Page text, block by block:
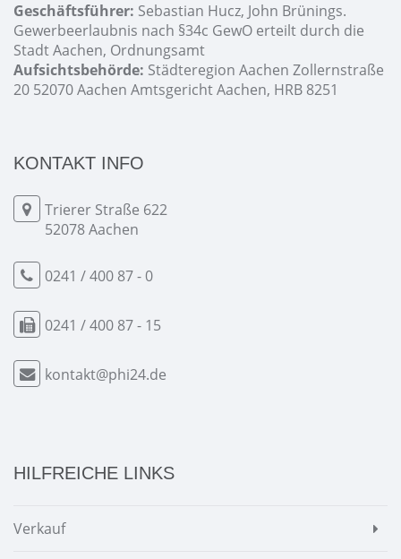
Geschäftsführer: Sebastian Hucz, John Brünings.
Gewerbeerlaubnis nach §34c GewO erteilt durch die
Stadt Aachen, Ordnungsamt
Aufsichtsbehörde: Städteregion Aachen Zollernstraße
20 52070 Aachen Amtsgericht Aachen, HRB 8251
KONTAKT INFO
Trierer Straße 622
52078 Aachen
0241 / 400 87 - 0
0241 / 400 87 - 15
kontakt@phi24.de
HILFREICHE LINKS
Verkauf